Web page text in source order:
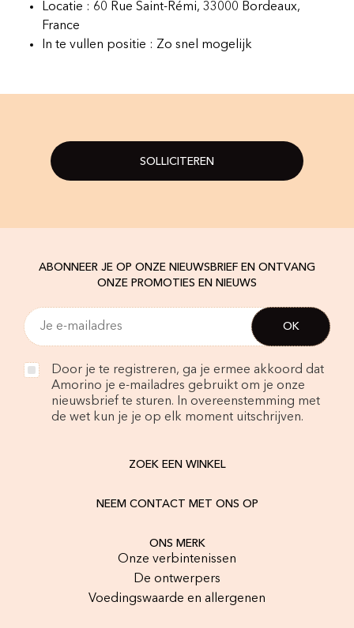
Locatie : 60 Rue Saint-Rémi, 33000 Bordeaux,
France
In te vullen positie : Zo snel mogelijk
SOLLICITEREN
ABONNEER JE OP ONZE NIEUWSBRIEF EN ONTVANG
ONZE PROMOTIES EN NIEUWS
Door je te registreren, ga je ermee akkoord dat
Amorino je e-mailadres gebruikt om je onze
nieuwsbrief te sturen. In overeenstemming met
de wet kun je je op elk moment uitschrijven.
ZOEK EEN WINKEL
NEEM CONTACT MET ONS OP
ONS MERK
Onze verbintenissen
De ontwerpers
Voedingswaarde en allergenen